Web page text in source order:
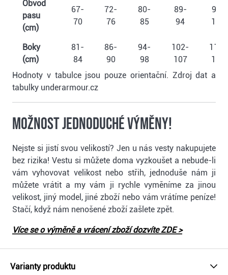
Obvod
pasu
(cm)
67-
70
72-
76
80-
85
89-
94
99-
104
Boky
(cm)
81-
84
86-
90
94-
98
102-
107
112-
117
Hodnoty v tabulce jsou pouze orientační. Zdroj dat a
tabulky underarmour.cz
Možnost jednoduché výměny!
Nejste si jistí svou velikostí? Jen u nás vesty nakupujete
bez rizika! Vestu si můžete doma vyzkoušet a nebude-li
vám vyhovovat velikost nebo střih, jednoduše nám ji
můžete vrátit a my vám ji rychle vyměníme za jinou
velikost, jiný model, jiné zboží nebo vám vrátíme peníze!
Stačí, když nám nenošené zboží zašlete zpět.
Více se o výměně a vrácení zboží dozvíte ZDE >
Varianty produktu